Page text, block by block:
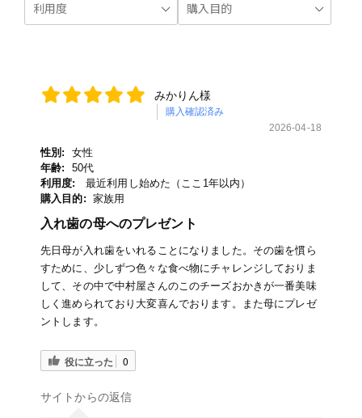
みかりん様
購入確認済み
2026-04-18
性別:
女性
年齢:
50代
利用度:
最近利用し始めた（ここ1年以内）
購入目的: 家族用
入れ歯の母へのプレゼント
先日母が入れ歯をいれることになりました。その歯を慣ら
すために、少しずつ色々な食べ物にチャレンジしておりま
して、その中で中村屋さんのこのチーズおかきが一番美味
しく進められており大変喜んでおります。また母にプレゼ
ントします。
役に立った 0
サイトからの返信